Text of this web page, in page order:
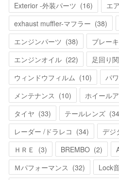
Exterior -外装パーツ (16) エ
exhaust muffler-マフラー (38)
エンジンパーツ (38) ブレーキ
エンジンオイル (22) 足回り
ウィンドウフィルム (10) パ
メンテナンス (10) ホイール
タイヤ (33) テールレンズ (
レーダー /ドラレコ (34) デジ
ＨＲＥ
(3) BREMBO (2)
Ｍパフォーマンス (32) Lock